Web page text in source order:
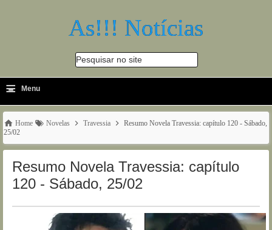
As!!! Notícias
Pesquisar no site
-
≡ Menu
Home Novelas Travessia
Resumo Novela Travessia: capítulo 120 - Sábado,
25/02
Resumo Novela Travessia: capítulo
120 - Sábado, 25/02